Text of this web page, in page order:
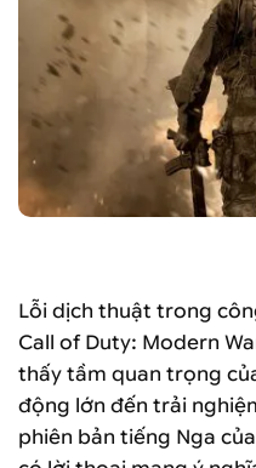
Lỗi dịch thuật trong
Call of Duty: Modern
thấy tầm quan trọng
động lớn đến trải
phiên bản tiếng Nga